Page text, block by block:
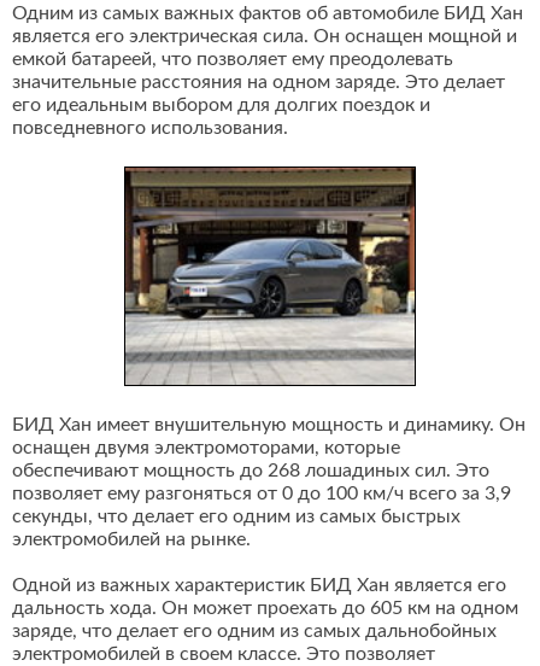
Одним из самых важных фактов об автомобиле БИД Хан
является его электрическая сила. Он оснащен мощной и
емкой батареей, что позволяет ему преодолевать
значительные расстояния на одном заряде. Это делает
его идеальным выбором для долгих поездок и
повседневного использования.
БИД Хан имеет внушительную мощность и динамику. Он
оснащен двумя электромоторами, которые
обеспечивают мощность до 268 лошадиных сил. Это
позволяет ему разгоняться от 0 до 100 км/ч всего за 3,9
секунды, что делает его одним из самых быстрых
электромобилей на рынке.
Одной из важных характеристик БИД Хан является его
дальность хода. Он может проехать до 605 км на одном
заряде, что делает его одним из самых дальнобойных
электромобилей в своем классе. Это позволяет